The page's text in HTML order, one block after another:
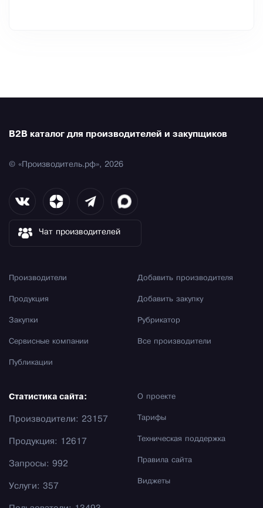
B2B каталог для производителей и закупщиков
© «Производитель.рф», 2026
Чат производителей
Производители
Продукция
Закупки
Сервисные компании
Публикации
Добавить производителя
Добавить закупку
Рубрикатор
Все производители
О проекте
Тарифы
Техническая поддержка
Правила сайта
Виджеты
Статистика сайта:
Производители: 23157
Продукция: 12617
Запросы: 992
Услуги: 357